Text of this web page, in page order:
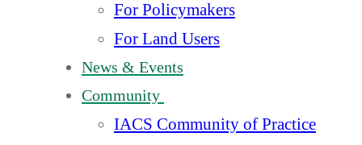
For Policymakers
For Land Users
News & Events
Community
IACS Community of Practice